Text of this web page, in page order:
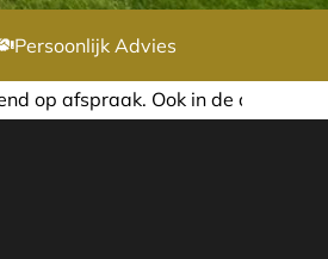
Persoonlijk Advies
of in het weekend nemen wij